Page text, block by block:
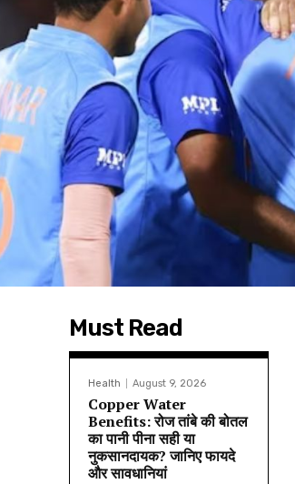
Must Read
Health August 9, 2026
Copper Water
Benefits: रोज तांबे की बोतल
का पानी पीना सही या
नुकसानदायक? जानिए फायदे
और सावधानियां